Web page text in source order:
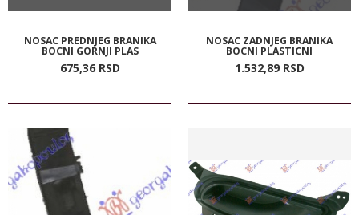
NOSAC PREDNJEG BRANIKA
BOCNI GORNJI PLAS
675,36 RSD
NOSAC ZADNJEG BRANIKA
BOCNI PLASTICNI
1.532,89 RSD